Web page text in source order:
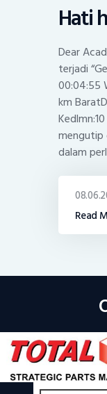
Hati
Dear
terjadi
00:04:55
km
mengutip
dalam
Read